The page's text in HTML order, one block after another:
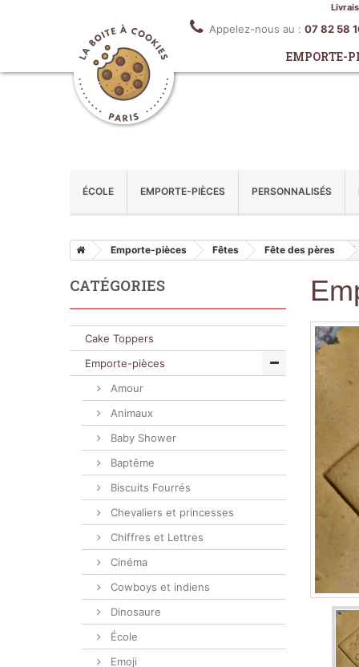
Appelez-nous au : 07 82 58
EMPORTE-
ÉCOLE EMPORTE-PIÈCES PERSONNALISÉS
Emporte-pièces Fêtes Fête des pères
CATÉGORIES
Cake Toppers
Emporte-pièces
Amour
Animaux
Baby Shower
Baptême
Biscuits Fourrés
Chevaliers et princesses
Chiffres et Lettres
Cinéma
Cowboys et indiens
Dinosaure
École
Emoji